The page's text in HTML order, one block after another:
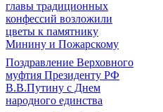
главы традиционных
конфессий возложили
цветы к памятнику
Минину и Пожарскому
Поздравление Верховного
муфтия Президенту РФ
В.В.Путину с Днем
народного единства